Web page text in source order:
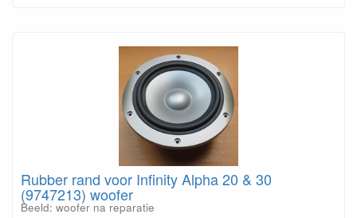
Rubber rand voor Infinity Alpha 20 & 30
(9747213) woofer
Beeld: woofer na reparatie